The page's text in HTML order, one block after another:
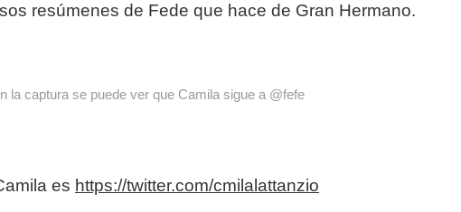
resúmenes de Fede que hace de Gran Hermano.
la captura se puede ver que Camila sigue a @fefe
es https://twitter.com/cmilalattanzio